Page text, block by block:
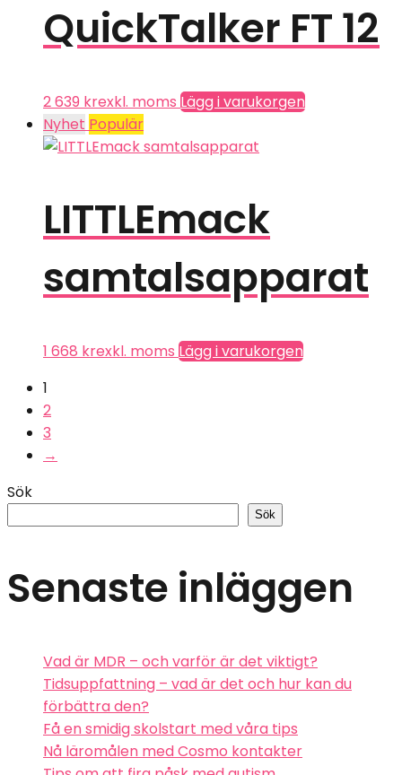
QuickTalker FT 12
2 639 krexkl. moms Lägg i varukorgen
Nyhet Populär
LITTLEmack
samtalsapparat
1 668 krexkl. moms Lägg i varukorgen
1
2
3
→
Sök
Sök
Senaste inläggen
Vad är MDR – och varför är det viktigt?
Tidsuppfattning – vad är det och hur kan du
förbättra den?
Få en smidig skolstart med våra tips
Nå läromålen med Cosmo kontakter